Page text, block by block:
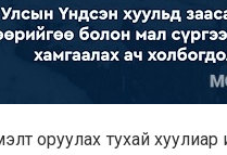
оруулах тухай хуулиар